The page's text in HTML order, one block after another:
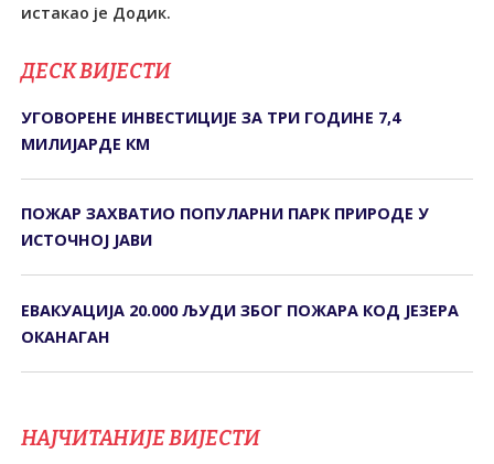
истакао је Додик.
ДЕСК ВИЈЕСТИ
УГОВОРЕНЕ ИНВЕСТИЦИЈЕ ЗА ТРИ ГОДИНЕ 7,4
МИЛИЈАРДЕ КМ
ПОЖАР ЗАХВАТИО ПОПУЛАРНИ ПАРК ПРИРОДЕ У
ИСТОЧНОЈ ЈАВИ
ЕВАКУАЦИЈА 20.000 ЉУДИ ЗБОГ ПОЖАРА КОД ЈЕЗЕРА
ОКАНАГАН
НАЈЧИТАНИЈЕ ВИЈЕСТИ